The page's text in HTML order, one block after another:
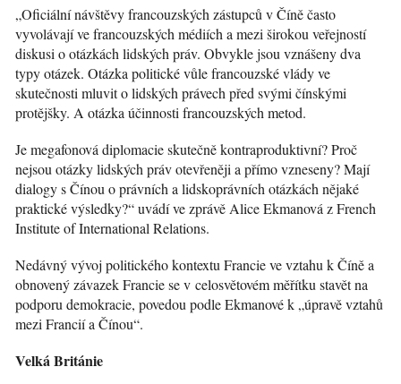
„Oficiální návštěvy francouzských zástupců v Číně často
vyvolávají ve francouzských médiích a mezi širokou veřejností
diskusi o otázkách lidských práv. Obvykle jsou vznášeny dva
typy otázek. Otázka politické vůle francouzské vlády ve
skutečnosti mluvit o lidských právech před svými čínskými
protějšky. A otázka účinnosti francouzských metod.
Je megafonová diplomacie skutečně kontraproduktivní? Proč
nejsou otázky lidských práv otevřeněji a přímo vzneseny? Mají
dialogy s Čínou o právních a lidskoprávních otázkách nějaké
praktické výsledky?“ uvádí ve zprávě Alice Ekmanová z French
Institute of International Relations.
Nedávný vývoj politického kontextu Francie ve vztahu k Číně a
obnovený závazek Francie se v celosvětovém měřítku stavět na
podporu demokracie, povedou podle Ekmanové k „úpravě vztahů
mezi Francií a Čínou“.
Velká Británie